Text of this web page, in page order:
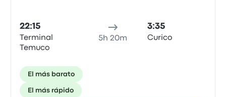
22:15
Terminal
Temuco
5h 20m
3:35
Curico
El más barato
El más rápido